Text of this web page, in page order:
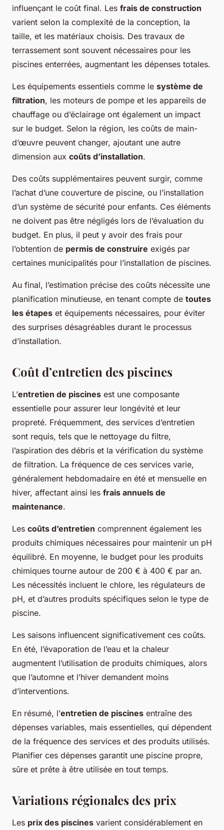
influençant le coût final. Les frais de construction
varient selon la complexité de la conception, la
taille, et les matériaux choisis. Des travaux de
terrassement sont souvent nécessaires pour les
piscines enterrées, augmentant les dépenses totales.
Les équipements essentiels comme le système de
filtration, les moteurs de pompe et les appareils de
chauffage ou d’éclairage ont également un impact
sur le budget. Selon la région, les coûts de main-
d’œuvre peuvent changer, ajoutant une autre
dimension aux coûts d’installation.
Des coûts supplémentaires peuvent surgir, comme
l’achat d’une couverture de piscine, ou l’installation
d’un système de sécurité pour enfants. Ces éléments
ne doivent pas être négligés lors de l’évaluation du
budget. En plus, il peut y avoir des frais pour
l’obtention de permis de construire exigés par
certaines municipalités pour l’installation de piscines.
Au final, l’estimation précise des coûts nécessite une
planification minutieuse, en tenant compte de toutes
les étapes et équipements nécessaires, pour éviter
des surprises désagréables durant le processus
d’installation.
Coût d’entretien des piscines
L’entretien de piscines est une composante
essentielle pour assurer leur longévité et leur
propreté. Fréquemment, des services d’entretien
sont requis, tels que le nettoyage du filtre,
l’aspiration des débris et la vérification du système
de filtration. La fréquence de ces services varie,
généralement hebdomadaire en été et mensuelle en
hiver, affectant ainsi les frais annuels de
maintenance.
Les coûts d’entretien comprennent également les
produits chimiques nécessaires pour maintenir un pH
équilibré. En moyenne, le budget pour les produits
chimiques tourne autour de 200 € à 400 € par an.
Les nécessités incluent le chlore, les régulateurs de
pH, et d’autres produits spécifiques selon le type de
piscine.
Les saisons influencent significativement ces coûts.
En été, l’évaporation de l’eau et la chaleur
augmentent l’utilisation de produits chimiques, alors
que l’automne et l’hiver demandent moins
d’interventions.
En résumé, l’entretien de piscines entraîne des
dépenses variables, mais essentielles, qui dépendent
de la fréquence des services et des produits utilisés.
Planifier ces dépenses garantit une piscine propre,
sûre et prête à être utilisée en tout temps.
Variations régionales des prix
Les prix des piscines varient considérablement en